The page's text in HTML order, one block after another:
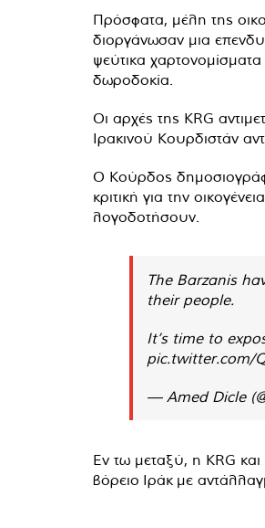
Πρόσφατα, μέλη της
διοργάνωσαν μια
ψεύτικα
δωροδοκία.
Οι αρχές της KRG
Ιρακινού Κουρδιστάν
Ο Κούρδος
κριτική για την
λογοδοτήσουν.
The Barzanis
their people.
It’s time to
pic.twitter.com/
— Amed Dicle
Εν τω μεταξύ, η KRG
βόρειο Ιράκ με